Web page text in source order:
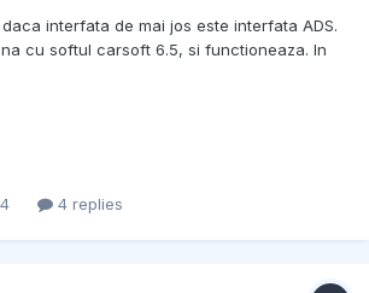
interfata de mai jos este interfata ADS.
cu softul carsoft 6.5, si functioneaza. In
sa fac o sincronizare de DME cu EWS, si
face asta. Am insta...
4 replies